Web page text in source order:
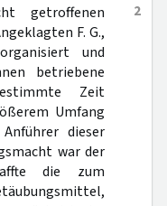
2
getroffenen
F. G.,
und
betriebene
Zeit
Umfang
dieser
war der
die zum